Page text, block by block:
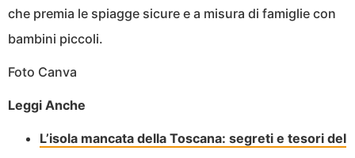
che premia le spiagge sicure e a misura di famiglie con
bambini piccoli.
Foto Canva
Leggi Anche
L’isola mancata della Toscana: segreti e tesori del